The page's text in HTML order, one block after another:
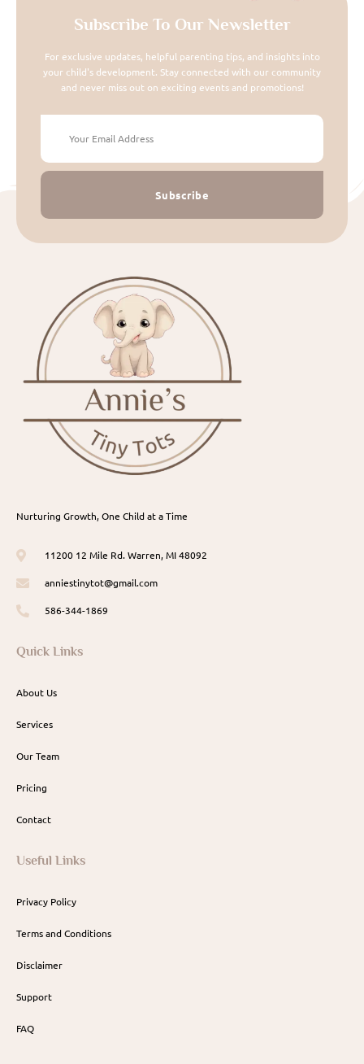
Subscribe To Our Newsletter
For exclusive updates, helpful parenting tips, and insights into
your child's development. Stay connected with our community
and never miss out on exciting events and promotions!
Subscribe
Nurturing Growth, One Child at a Time
11200 12 Mile Rd. Warren, MI 48092
anniestinytot@gmail.com
586-344-1869
Quick Links
About Us
Services
Our Team
Pricing
Contact
Useful Links
Privacy Policy
Terms and Conditions
Disclaimer
Support
FAQ